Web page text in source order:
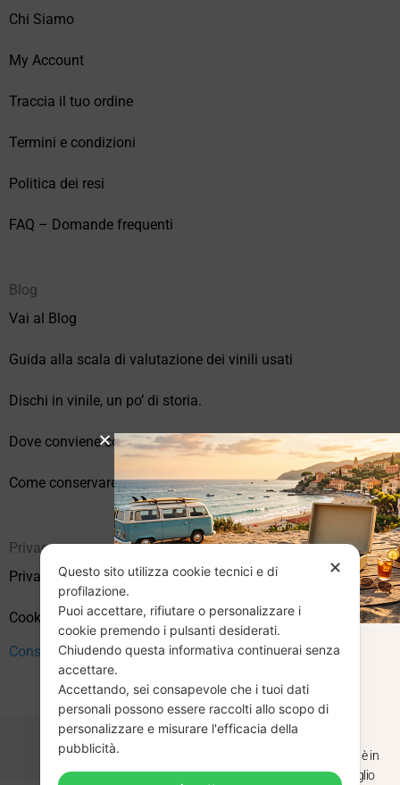
Chi Siamo
My Account
Traccia il tuo ordine
Termini e condizioni
Politica dei resi
FAQ – Domande frequenti
Blog
Vai al Blog
Guida alla scala di valutazione dei vinili usati
Dischi in vinile, un po’ di storia.
Dove conviene comprare vinili online?
Come conservare correttamente i vinili usati
Privacy
Privacy Policy
Cookie Policy (UE)
Consenso
✕
Questo sito utilizza cookie tecnici e di
profilazione.
Puoi accettare, rifiutare o personalizzare i
cookie premendo i pulsanti desiderati.
Chiudendo questa informativa continuerai senza
accettare.
Accettando, sei consapevole che i tuoi dati
personali possono essere raccolti allo scopo di
personalizzare e misurare l'efficacia della
pubblicità.
CHIUSURA
ESTIVA
Dal 29 luglio al 31 agosto venditaviniliusati.it è in
pausa estiva. Gli ordini ricevuti entro il 29 luglio